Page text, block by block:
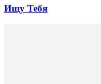
Ищу Тебя